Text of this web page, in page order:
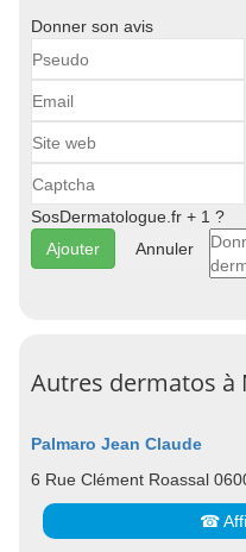
Donner son avis
SosDermatologue.fr + 1 ?
Annuler
Autres dermatos à
Palmaro Jean Claude
6 Rue Clément Roassal
☎